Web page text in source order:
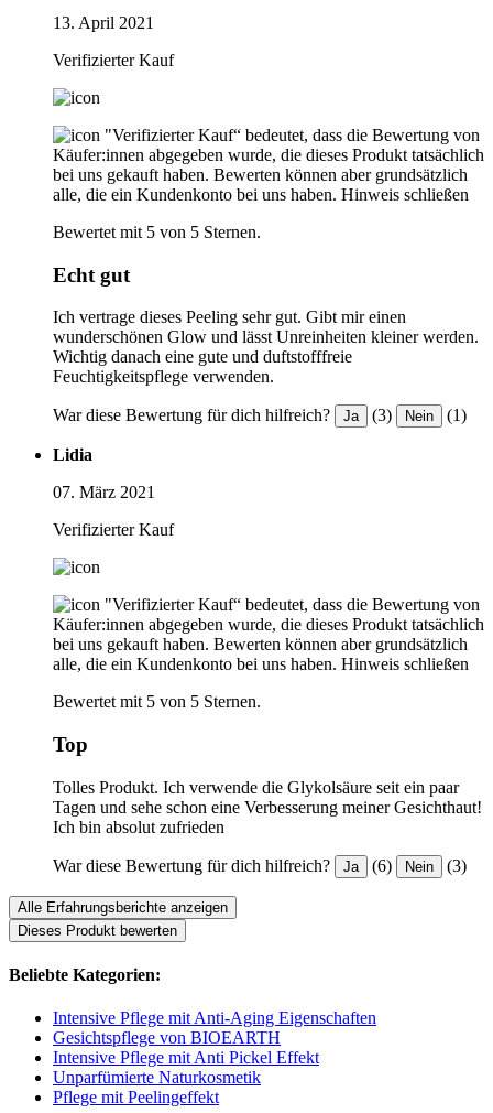
13. April 2021
Verifizierter Kauf
"Verifizierter Kauf“ bedeutet, dass die Bewertung von
Käufer:innen abgegeben wurde, die dieses Produkt tatsächlich
bei uns gekauft haben. Bewerten können aber grundsätzlich
alle, die ein Kundenkonto bei uns haben. Hinweis schließen
Bewertet mit 5 von 5 Sternen.
Echt gut
Ich vertrage dieses Peeling sehr gut. Gibt mir einen
wunderschönen Glow und lässt Unreinheiten kleiner werden.
Wichtig danach eine gute und duftstofffreie
Feuchtigkeitspflege verwenden.
War diese Bewertung für dich hilfreich? Ja (3) Nein (1)
Lidia
07. März 2021
Verifizierter Kauf
"Verifizierter Kauf“ bedeutet, dass die Bewertung von
Käufer:innen abgegeben wurde, die dieses Produkt tatsächlich
bei uns gekauft haben. Bewerten können aber grundsätzlich
alle, die ein Kundenkonto bei uns haben. Hinweis schließen
Bewertet mit 5 von 5 Sternen.
Top
Tolles Produkt. Ich verwende die Glykolsäure seit ein paar
Tagen und sehe schon eine Verbesserung meiner Gesichthaut!
Ich bin absolut zufrieden
War diese Bewertung für dich hilfreich? Ja (6) Nein (3)
Alle Erfahrungsberichte anzeigen
Dieses Produkt bewerten
Beliebte Kategorien:
Intensive Pflege mit Anti-Aging Eigenschaften
Gesichtspflege von BIOEARTH
Intensive Pflege mit Anti Pickel Effekt
Unparfümierte Naturkosmetik
Pflege mit Peelingeffekt